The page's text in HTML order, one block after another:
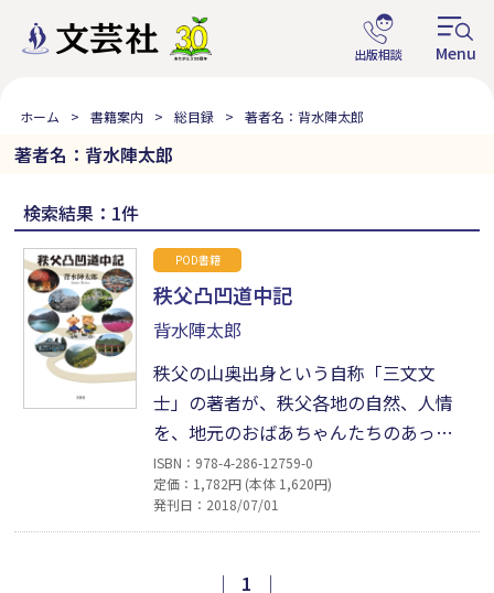
ホーム 書籍案内 総目録 著者名：背水陣太郎
著者名：背水陣太郎
検索結果：1件
POD書籍
秩父凸凹道中記
背水陣太郎
秩父の山奥出身という自称「三文文
士」の著者が、秩父各地の自然、人情
を、地元のおばあちゃんたちのあった
かな秩父方言満載で紹介していく。狂
言回しが凸凹師弟コンビで、弥次喜多珍
道中のようなおとぼけ、お気楽な旅人ぶ
から、地元への深い愛情と知識が読む
ISBN：978-4-286-12759-0
定価：1,782円 (本体 1,620円)
発刊日：2018/07/01
｜ 1 ｜